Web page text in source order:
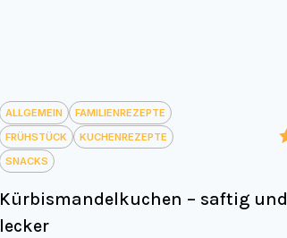
ALLGEMEIN
FAMILIENREZEPTE
FRÜHSTÜCK
KUCHENREZEPTE
SNACKS
Kürbismandelkuchen – saftig und
lecker